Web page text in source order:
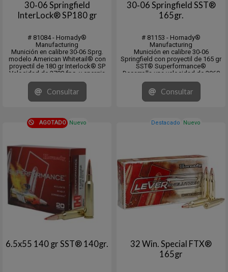
30‑06 Springfield
InterLock® SP180 gr
# 81084 - Hornady®
Manufacturing
Munición en calibre 30-06 Sprg.
modelo American Whitetail® con
proyectil de 180 gr Interlock® SP
Velocidad de 2700 fps. y energia
de 2913 fps/lb.
CB:.452 (G1) - DS: ..271
Medium Game 50-300 lbs / Large
Game 300-1500 lbs
10 ...
Consultar
30‑06 Springfield SST®
165gr.
# 81153 - Hornady®
Manufacturing
Munición en calibre 30-06
Springfield con proyectil de 165 gr
SST® Superformance®
Desarrolla una velocidad de 2960
fps. y una energia de 3209 fps/lb.
Medium Game 50-300 lbs / Large
Game 300-1500 lbs
En cajita de 20 unidades y pack de
Consultar
AGOTADO Nuevo
6.5x55 140 gr SST® 140gr.
Destacado Nuevo
32 Win. Special FTX®
165gr